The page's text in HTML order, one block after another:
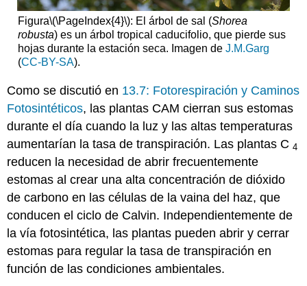
Figura\(\PageIndex{4}\): El árbol de sal (Shorea
robusta) es un árbol tropical caducifolio, que pierde sus
hojas durante la estación seca. Imagen de J.M.Garg
(CC-BY-SA).
Como se discutió en 13.7: Fotorespiración y Caminos
Fotosintéticos, las plantas CAM cierran sus estomas
durante el día cuando la luz y las altas temperaturas
aumentarían la tasa de transpiración. Las plantas C 4
reducen la necesidad de abrir frecuentemente
estomas al crear una alta concentración de dióxido
de carbono en las células de la vaina del haz, que
conducen el ciclo de Calvin. Independientemente de
la vía fotosintética, las plantas pueden abrir y cerrar
estomas para regular la tasa de transpiración en
función de las condiciones ambientales.